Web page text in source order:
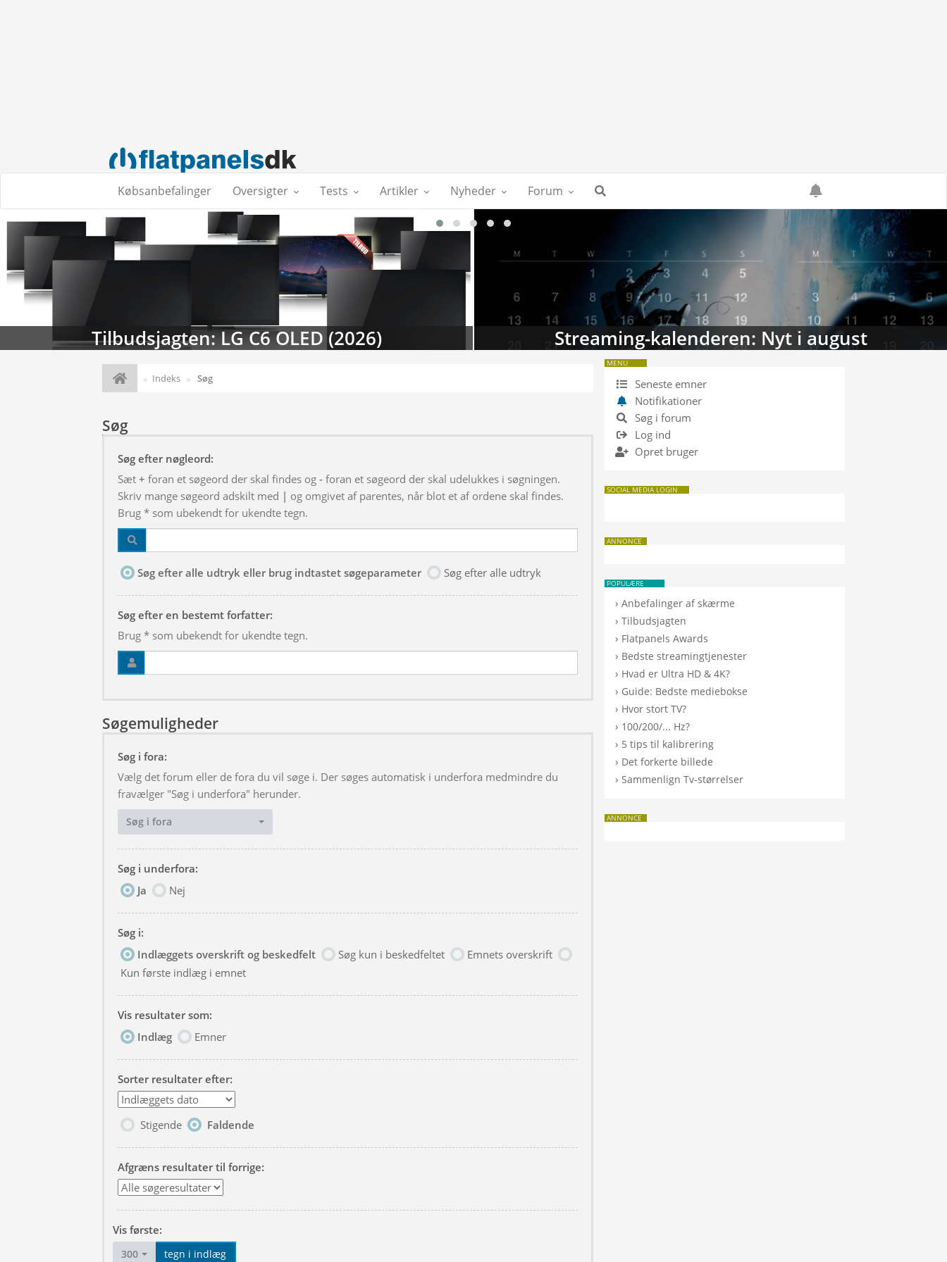
Købsanbefalinger Oversigter Tests Artikler Nyheder Forum
Tilbudsjagten: LG C6 OLED (2026) Streaming-kalenderen: Nyt i august
Indeks Søg
Søg
Søg efter nøgleord:
Sæt + foran et søgeord der skal findes og - foran et søgeord der skal udelukkes i søgningen.
Skriv mange søgeord adskilt med | og omgivet af parentes, når blot et af ordene skal findes.
Brug * som ubekendt for ukendte tegn.
Søg efter alle udtryk eller brug indtastet søgeparameter Søg efter alle udtryk
Søg efter en bestemt forfatter:
Brug * som ubekendt for ukendte tegn.
Søgemuligheder
Søg i fora:
Vælg det forum eller de fora du vil søge i. Der søges automatisk i underfora medmindre du
fravælger "Søg i underfora" herunder.
Søg i fora
Søg i underfora:
Ja
Nej
Søg i:
Indlæggets overskrift og beskedfelt
Søg kun i beskedfeltet
Emnets overskrift
Kun første indlæg i emnet
Vis resultater som:
Indlæg
Emner
Sorter resultater efter:
Stigende Faldende
Afgræns resultater til forrige:
Vis første:
300 tegn i indlæg
MENU
Seneste emner
Notifikationer
Søg i forum
Log ind
Opret bruger
SOCIAL MEDIA LOGIN
ANNONCE
POPULÆRE
›Anbefalinger af skærme
›Tilbudsjagten
› Flatpanels Awards
› Bedste streamingtjenester
› Hvad er Ultra HD & 4K?
› Guide: Bedste mediebokse
› Hvor stort TV?
› 100/200/... Hz?
› 5 tips til kalibrering
› Det forkerte billede
›Sammenlign Tv-størrelser
ANNONCE